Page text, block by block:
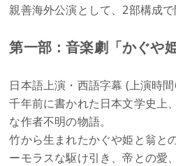
親善海外公演として、2部構成で
第一部：音楽劇「かぐや姫
日本語上演・西語字幕 (上演時
千年前に書かれた日本文学史上
な作者不明の物語。
竹から生まれたかぐや姫と翁と
ーモラスな駆け引き、帝との愛